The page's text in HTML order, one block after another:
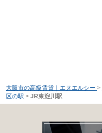
大阪市の高級賃貸｜エヌエルシー >
区の駅 > JR東淀川駅